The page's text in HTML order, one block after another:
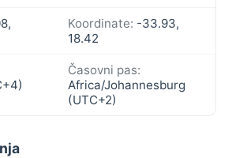
Koordinate: -33.93,
18.42
Časovni pas:
Africa/Johannesburg
(UTC+2)